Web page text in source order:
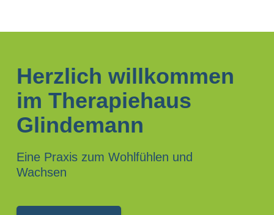
Herzlich willkommen
im Therapiehaus
Glindemann
Eine Praxis zum Wohlfühlen und
Wachsen